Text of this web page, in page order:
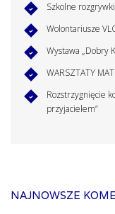
Szkolne rozgrywki
Wolontariusze
Wystawa „Dobry
WARSZTATY
Rozstrzygnięcie
przyjacielem”
NAJNOWSZE